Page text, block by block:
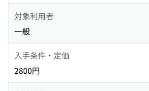
対象利用者
一般
入手条件・定価
2800円